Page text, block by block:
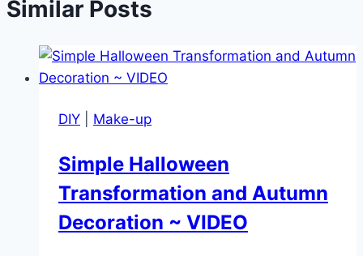
Similar Posts
DIY Make-up
Simple Halloween
Transformation and Autumn
Decoration ~ VIDEO